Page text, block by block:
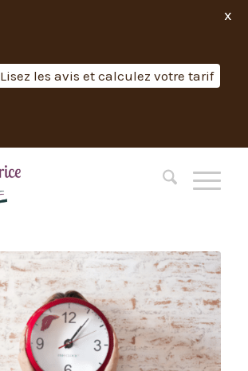
Lisez les avis et calculez votre tarif
X